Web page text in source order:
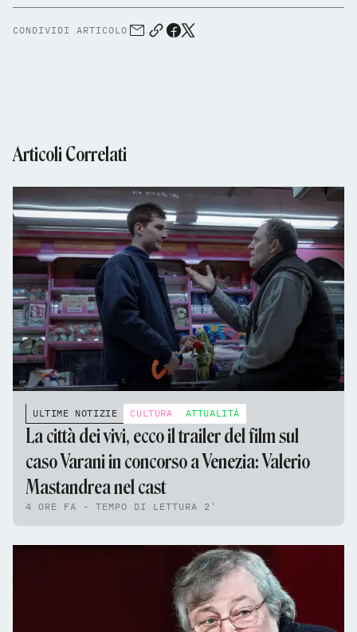
CONDIVIDI ARTICOLO
Articoli Correlati
ULTIME NOTIZIE CULTURA ATTUALITÀ
La città dei vivi, ecco il trailer del film sul
caso Varani in concorso a Venezia: Valerio
Mastandrea nel cast
4 ORE FA - TEMPO DI LETTURA 2'